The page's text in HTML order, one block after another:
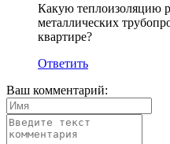
Какую теплоизоляцию
металлических
квартире?
Ответить
Ваш комментарий: